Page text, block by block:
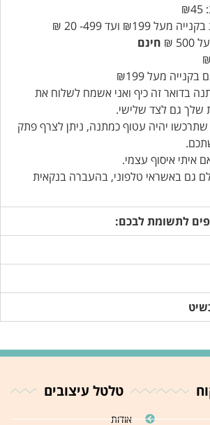
₪199 ועד 499- 20 ₪
₪
חינם
מעל ₪199
בדואר זה כיף ואני אשמח לשלוח את
שלך גם לצד שלישי.
שתרכשו יהיה עטוף כמתנה, ניתן לצרף פתק
איתי איסוף עצמי.
גם באשראי טלפוני, בהעברה בנקאית
לתשומת לבכם:
טלטל עיצובים
אודות